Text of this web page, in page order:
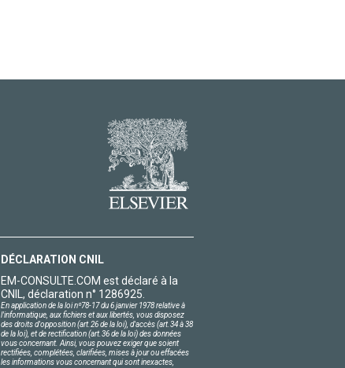
DÉCLARATION CNIL
EM-CONSULTE.COM est déclaré à la
CNIL, déclaration n° 1286925.
En application de la loi nº78-17 du 6 janvier 1978 relative à
l'informatique, aux fichiers et aux libertés, vous disposez
des droits d'opposition (art.26 de la loi), d'accès (art.34 à 38
de la loi), et de rectification (art.36 de la loi) des données
vous concernant. Ainsi, vous pouvez exiger que soient
rectifiées, complétées, clarifiées, mises à jour ou effacées
les informations vous concernant qui sont inexactes,